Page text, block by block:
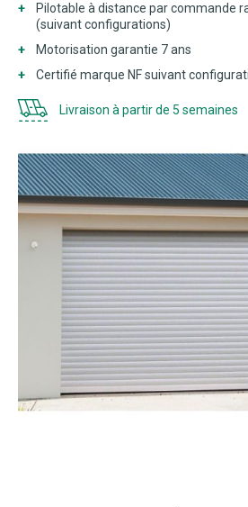
Pilotable à distance par commande
(suivant configurations)
Motorisation garantie 7 ans
Certifié marque NF suivant
Livraison à partir de 5 semaines